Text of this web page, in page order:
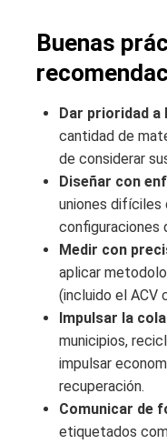
Buenas
Dar prioridad a
cantidad de
de considerar
Diseñar con
uniones difíciles
configuraciones
Medir con
aplicar
(incluido el ACV
Impulsar la
municipios,
impulsar
recuperación.
Comunicar de
etiquetados